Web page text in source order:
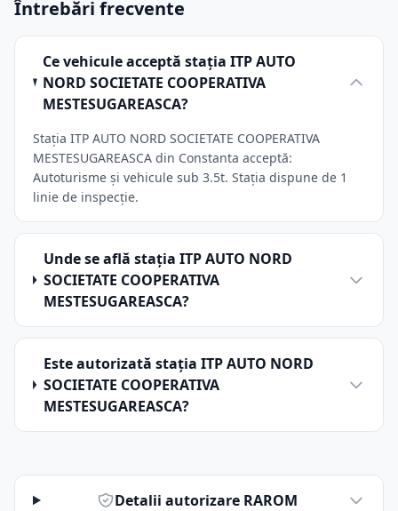
Întrebări frecvente
Ce vehicule acceptă stația ITP AUTO
NORD SOCIETATE COOPERATIVA
MESTESUGAREASCA?
Stația ITP AUTO NORD SOCIETATE COOPERATIVA
MESTESUGAREASCA din Constanta acceptă:
Autoturisme și vehicule sub 3.5t. Stația dispune de 1
linie de inspecție.
Unde se află stația ITP AUTO NORD
SOCIETATE COOPERATIVA
MESTESUGAREASCA?
Este autorizată stația ITP AUTO NORD
SOCIETATE COOPERATIVA
MESTESUGAREASCA?
Detalii autorizare RAROM